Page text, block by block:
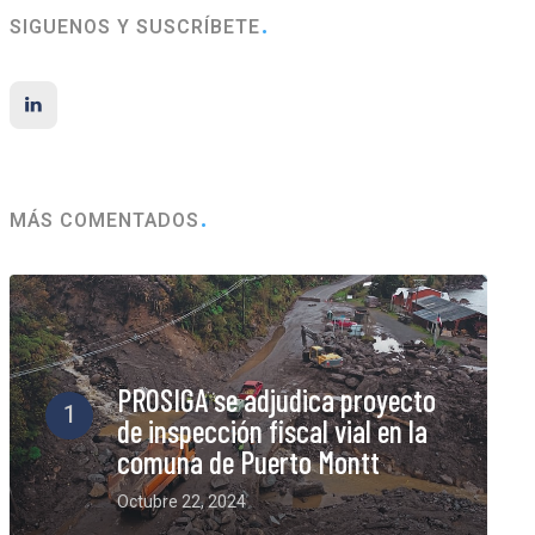
SIGUENOS Y SUSCRÍBETE
MÁS COMENTADOS
1
PROSIGA se adjudica proyecto
de inspección fiscal vial en la
comuna de Puerto Montt
Octubre 22, 2024
6 Comments